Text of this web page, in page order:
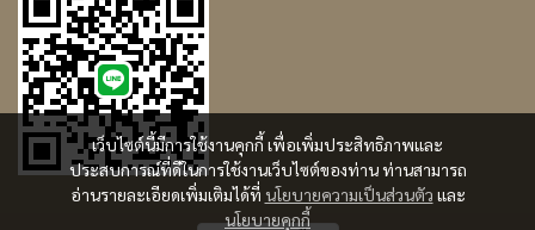
เว็บไซต์นี้มีการใช้งานคุกกี้ เพื่อเพิ่มประสิทธิภาพและ
ประสบการณ์ที่ดีในการใช้งานเว็บไซต์ของท่าน ท่านสามารถ
อ่านรายละเอียดเพิ่มเติมได้ที่ นโยบายความเป็นส่วนตัว และ
นโยบายคุกกี้